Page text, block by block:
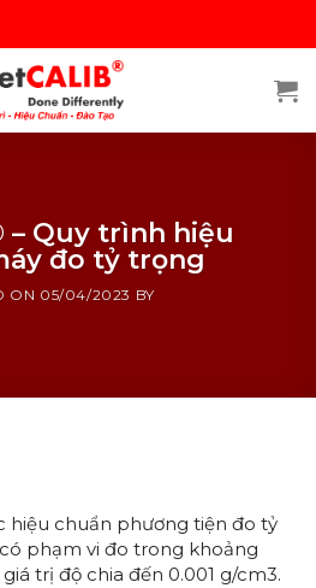
– Quy trình hiệu
đo tỷ trọng
ON 05/04/2023 BY
hiệu chuẩn phương tiện đo tỷ
phạm vi đo trong khoảng
giá trị độ chia đến 0.001 g/cm3.